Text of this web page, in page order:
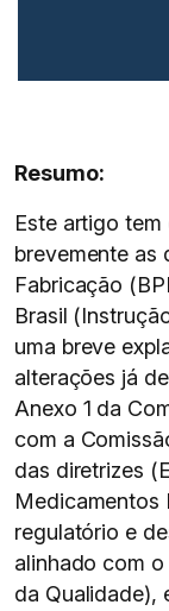
Resumo:
Este artigo
brevemente as
Fabricação
Brasil
uma breve
alterações já
Anexo 1 da
com a
das diretrizes
Medicamentos
regulatório e
alinhado com
da Qualidade),